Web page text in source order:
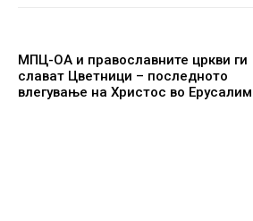
МПЦ-ОА и православните цркви ги
слават Цветници – последното
влегување на Христос во Ерусалим